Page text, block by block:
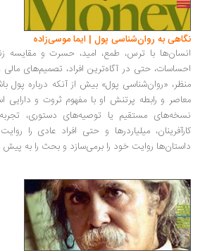
به روان‌شناسی پول | ایما موسی‌زاده
با ترس، طمع، امید، حسرت و مقایسه زندگی
حتی در آگاه‌ترین افراد، تصمیم‌های مالی را
«روان‌شناسی پول» بیش از آنکه درباره پول باشد،
و رابطه پرتنش او با مفهوم ثروت و دارایی است...
مستقیم یا توصیه‌های دستوری، تجربه زندگی
میلیاردرها و حتی افراد عادی را روایت
روایت خود را برمی‌سازد و بحث را به پیش می‌راند